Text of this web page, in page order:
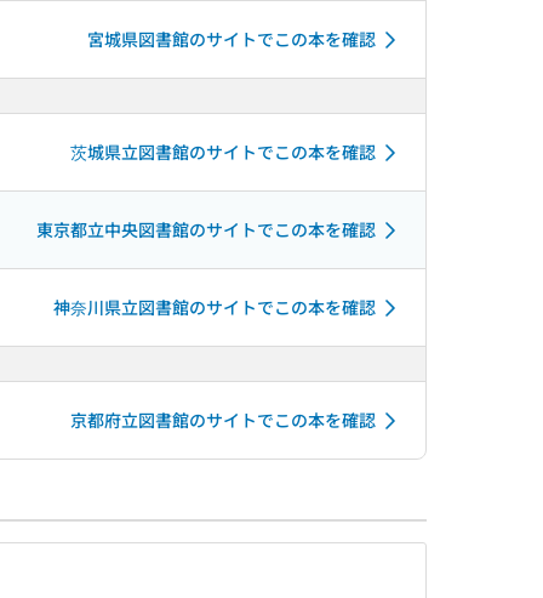
宮城県図書館のサイトでこの本を確認
茨城県立図書館のサイトでこの本を確認
東京都立中央図書館のサイトでこの本を確認
神奈川県立図書館のサイトでこの本を確認
京都府立図書館のサイトでこの本を確認